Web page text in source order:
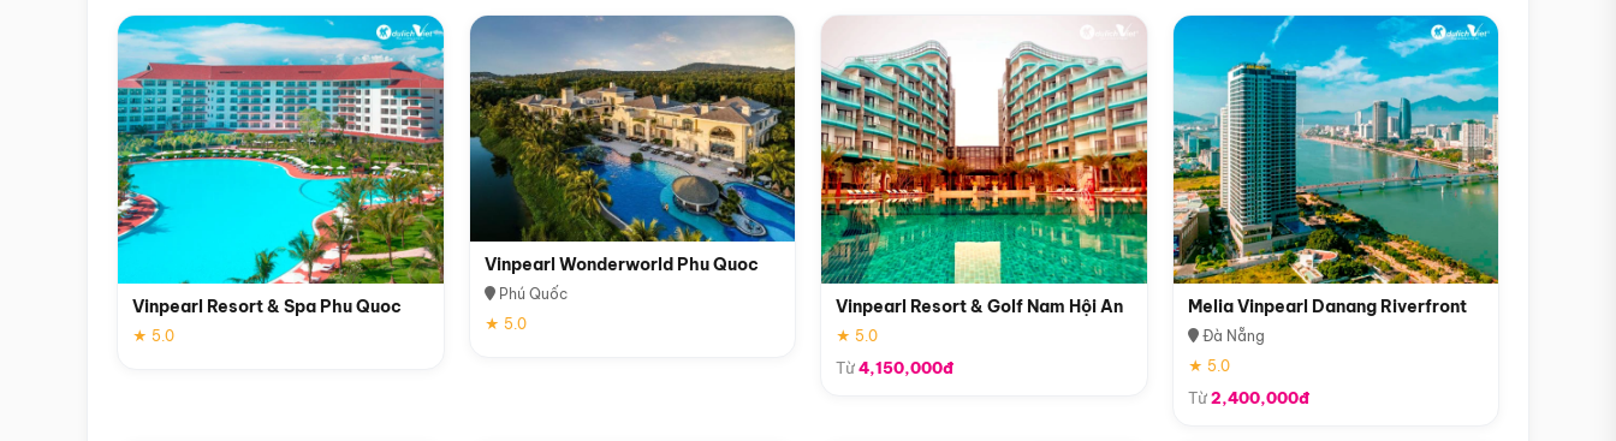
Vinpearl Resort & Spa Phu Quoc
★ 5.0
Vinpearl Wonderworld Phu Quoc
Phú Quốc
★ 5.0
Vinpearl Resort & Golf Nam Hội An
★ 5.0
Từ4,150,000đ
Melia Vinpearl Danang Riverfront
Đà Nẵng
★ 5.0
Từ2,400,000đ